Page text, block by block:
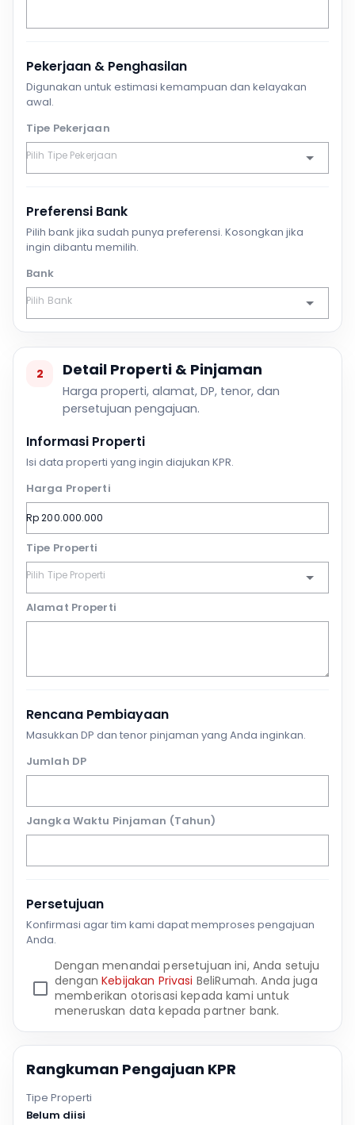
Pekerjaan & Penghasilan
Digunakan untuk estimasi kemampuan dan kelayakan
awal.
Tipe Pekerjaan
Preferensi Bank
Pilih bank jika sudah punya preferensi. Kosongkan jika
ingin dibantu memilih.
Bank
2 Detail Properti & Pinjaman
Harga properti, alamat, DP, tenor, dan
persetujuan pengajuan.
Informasi Properti
Isi data properti yang ingin diajukan KPR.
Harga Properti
Tipe Properti
Alamat Properti
Rencana Pembiayaan
Masukkan DP dan tenor pinjaman yang Anda inginkan.
Jumlah DP
Jangka Waktu Pinjaman (Tahun)
Persetujuan
Konfirmasi agar tim kami dapat memproses pengajuan
Anda.
Dengan menandai persetujuan ini, Anda setuju
denganKebijakan Privasi BeliRumah. Anda juga
memberikan otorisasi kepada kami untuk
meneruskan data kepada partner bank.
Rangkuman Pengajuan KPR
Tipe Properti
Belum diisi